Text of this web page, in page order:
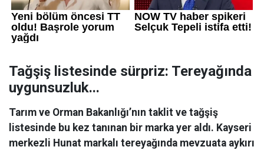
Tağşiş listesinde sürpriz: Tereyağında
uygunsuzluk...
Tarım ve Orman Bakanlığı’nın taklit ve tağşiş
listesinde bu kez tanınan bir marka yer aldı. Kayseri
merkezli Hunat markalı tereyağında mevzuata aykırı